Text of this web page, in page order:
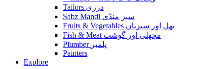
Tailors درزی
Sabz Mandi سبز منڈی
Fruits & Vegetables پھل اور سبزیاں
Fish & Meat مچھلی اور گوشت
Plumber پلمبر
Painters
Explore